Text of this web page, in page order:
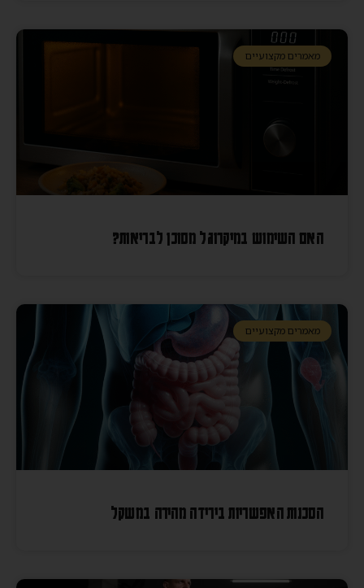
מאמרים מקצועיים
האם השימוש במיקרוגל מסוכן לבריאות?
מאמרים מקצועיים
הסכנות האפשריות בירידה מהירה במשקל